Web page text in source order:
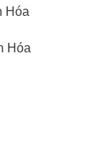
Hóa
Hóa